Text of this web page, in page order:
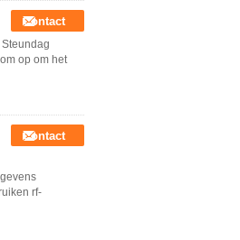
Contact
op om het
Contact
rf-